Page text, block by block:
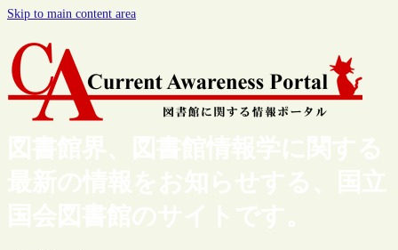
Skip to main content area
図書館界、図書館情報学に関する
最新の情報をお知らせする、国立
国会図書館のサイトです。